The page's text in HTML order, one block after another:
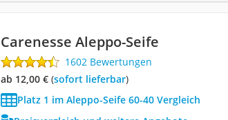
Carenesse Aleppo-Seife
1602 Bewertungen
ab 12,00 €( Sofort lieferbar)
Platz 1 im Aleppo-Seife 60-40 Vergleich